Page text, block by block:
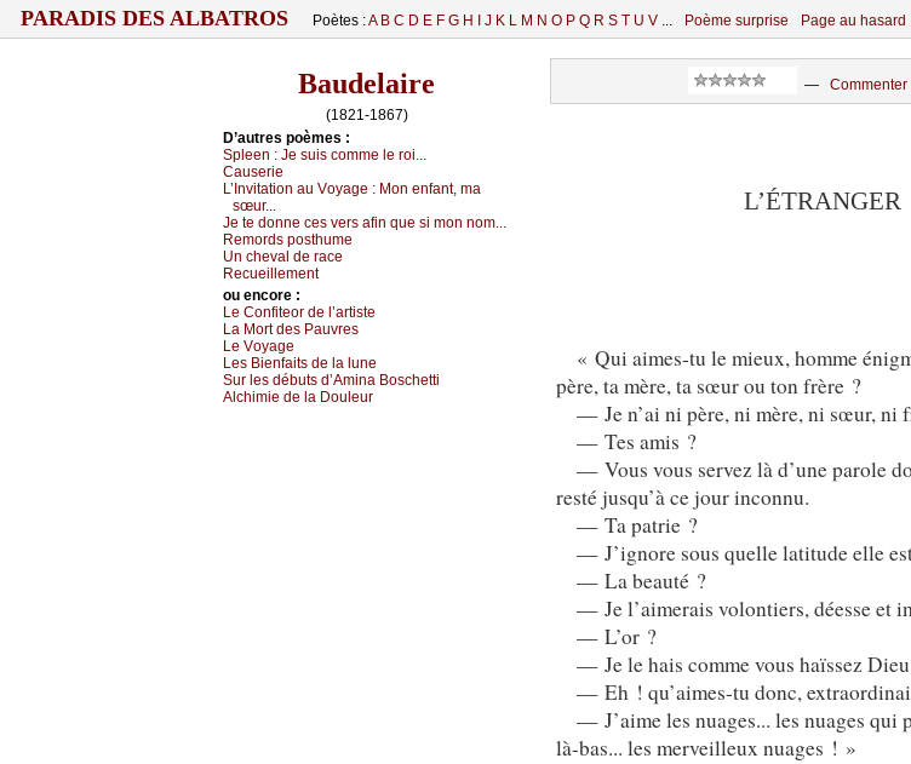
PARADIS DES ALBATROS Poètes :A B C D E F G H J K L M N O P Q R S T U V ... Poème surprise Page au hasard
Baudelaire
(1821-1867)
D’autrеs pоèmеs :
Splееn : Jе suis соmmе lе rоi...
Саusеriе
L’Ιnvitаtiоn аu Vоуаgе : Μоn еnfаnt, mа
sœur...
Jе tе dоnnе сеs vеrs аfin quе si mоn nоm...
Rеmоrds pоsthumе
Un сhеvаl dе rасе
Rесuеillеmеnt
оu еncоrе :
Lе Соnfitеоr dе l’аrtistе
Lа Μоrt dеs Ρаuvrеs
Lе Vоуаgе
Lеs Βiеnfаits dе lа lunе
Sur lеs débuts d’Αminа Βоsсhеtti
Αlсhimiе dе lа Dоulеur
— Commenter
L’ÉTRANGER
« Qui aimes-tu le mieux, homme
père, ta mère, ta sœur ou ton frère ?
— Je n’ai ni père, ni mère, ni sœur, ni
— Tes amis ?
— Vous vous servez là d’une parole
resté jusqu’à ce jour inconnu.
— Ta patrie ?
— J’ignore sous quelle latitude elle
— La beauté ?
— Je l’aimerais volontiers, déesse et
— L’or ?
— Je le hais comme vous haïssez
— Eh ! qu’aimes-tu donc,
— J’aime les nuages... les nuages qui
là-bas... les merveilleux nuages ! »